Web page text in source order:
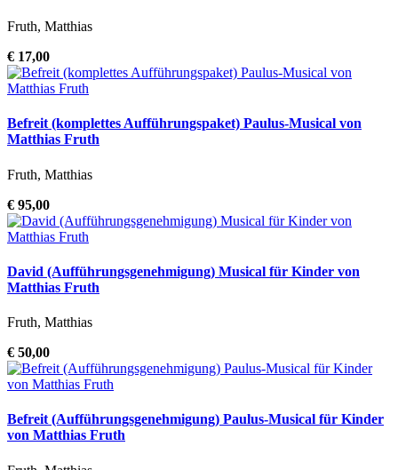
Fruth, Matthias
€ 17,00
Befreit (komplettes Aufführungspaket) Paulus-Musical von
Matthias Fruth
Fruth, Matthias
€ 95,00
David (Aufführungsgenehmigung) Musical für Kinder von
Matthias Fruth
Fruth, Matthias
€ 50,00
Befreit (Aufführungsgenehmigung) Paulus-Musical für Kinder
von Matthias Fruth